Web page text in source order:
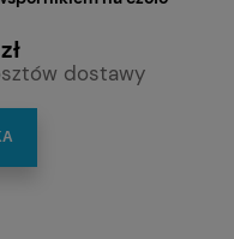
dostawy